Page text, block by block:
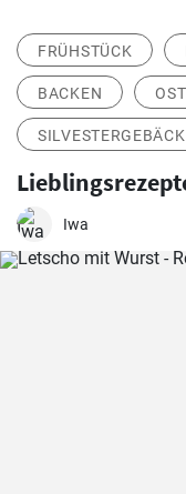
FRÜHSTÜCK
BACKEN
SILVESTERGEBÄCK
Iwa